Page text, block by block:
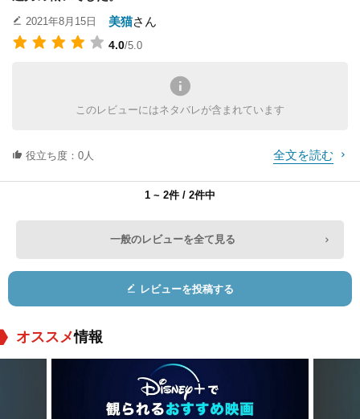
役：Arcee Rider
ット
of Staff
2021年8月15日 美猫さん
4.0/5.0
このレビューにはネタバレが含まれています
役立ち度：0人 全文を読む
1 ~ 2件 / 2件中
一般のレビューを全て見る
レビューを投稿する
オススメ情報